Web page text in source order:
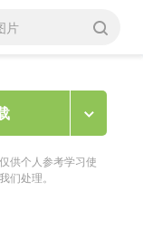
供个人参考学习使
们处理。